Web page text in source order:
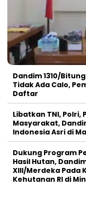
Dandim 1310/
Tidak Ada Calo,
Daftar
Libatkan TNI,
Masyarakat,
Indonesia Asri di
Dukung Program
Hasil Hutan,
XIII/Merdeka Pada
Kehutanan RI di